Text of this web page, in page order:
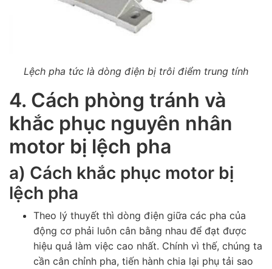
Lệch pha tức là dòng điện bị trôi điểm trung tính
4. Cách phòng tránh và
khắc phục nguyên nhân
motor bị lệch pha
a) Cách khắc phục motor bị
lệch pha
Theo lý thuyết thì dòng điện giữa các pha của
động cơ phải luôn cân bằng nhau để đạt được
hiệu quả làm việc cao nhất. Chính vì thế, chúng ta
cần cân chỉnh pha, tiến hành chia lại phụ tải sao